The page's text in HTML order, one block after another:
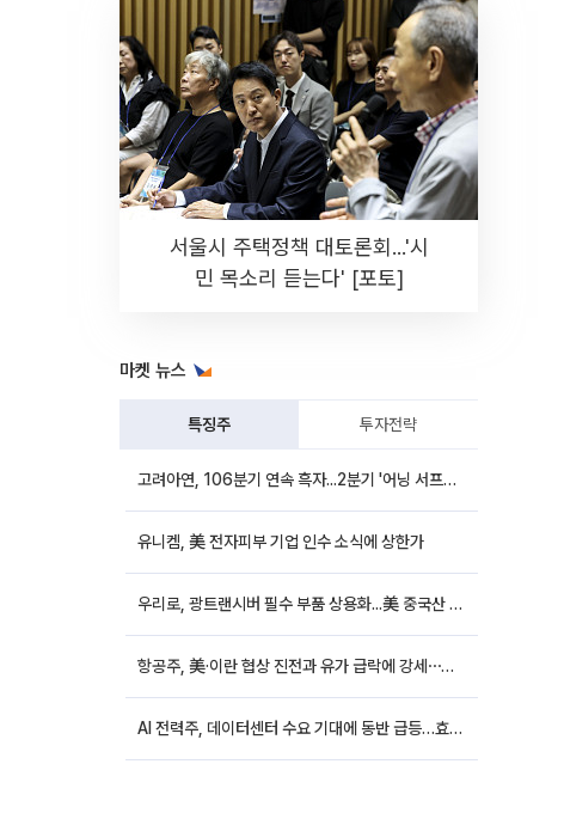
서울시 주택정책 대토론회...'시
민 목소리 듣는다' [포토]
마켓 뉴스
특징주 투자전략
고려아연, 106분기 연속 흑자...2분기 '어닝 서프라이즈'에 장 초반 12%대 강세
유니켐, 美 전자피부 기업 인수 소식에 상한가
우리로, 광트랜시버 필수 부품 상용화...美 중국산 퇴출 추진에 상승세
항공주, 美·이란 협상 진전과 유가 급락에 강세⋯한진칼 8%↑
AI 전력주, 데이터센터 수요 기대에 동반 급등…효성중공업 10%↑